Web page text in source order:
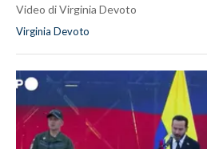
Video di Virginia Devoto
Virginia Devoto